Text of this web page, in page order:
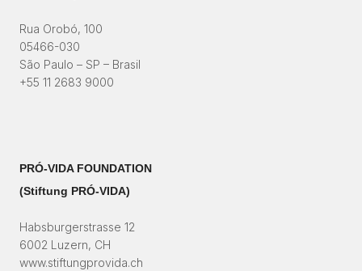
Rua Orobó, 100
05466-030
São Paulo – SP – Brasil
+55 11 2683 9000
PRÓ-VIDA FOUNDATION
(Stiftung PRÓ-VIDA)​
Habsburgerstrasse 12
6002 Luzern, CH
www.stiftungprovida.ch